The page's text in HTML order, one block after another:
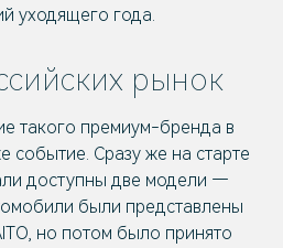
уходящего года.
рынок
такого премиум-бренда в
событие. Сразу же на старте
доступны две модели —
были представлены
но потом было принято